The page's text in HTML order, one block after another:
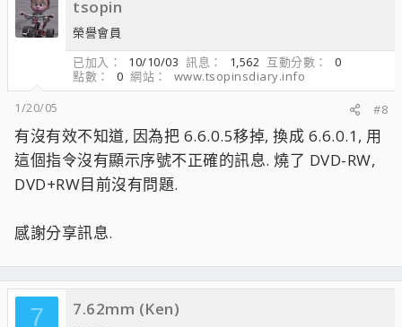
tsopin
榮譽會員
已加入
10/10/03 訊息 1,562 互動分數
0
點數
0 網站
www.tsopinsdiary.info
1/20/05
#8
有沒有效不知道, 因為把 6.6.0.5移掉, 換成 6.6.0.1, 用
這個指令沒有顯示序號不正確的訊息. 燒了 DVD-RW,
DVD+RW目前沒有問題.
感謝分享訊息.
7 7.62mm (Ken)